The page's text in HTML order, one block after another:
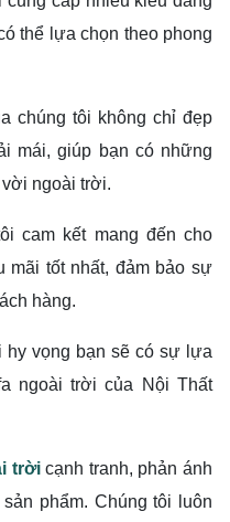
thể lựa chọn theo phong
chúng tôi không chỉ đẹp
mái, giúp bạn có những
ngoài trời.
cam kết mang đến cho
mãi tốt nhất, đảm bảo sự
hàng.
hy vọng bạn sẽ có sự lựa
ngoài trời của Nội Thất
trờicạnh tranh, phản ánh
phẩm. Chúng tôi luôn